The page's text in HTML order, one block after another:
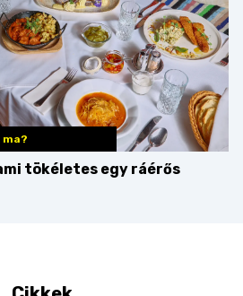
ma?
tökéletes egy ráérős